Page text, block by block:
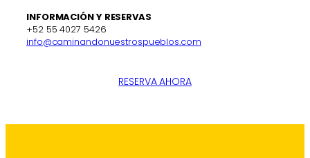
INFORMACIÓN Y RESERVAS
+52 55 4027 5426
info@caminandonuestrospueblos.com
RESERVA AHORA